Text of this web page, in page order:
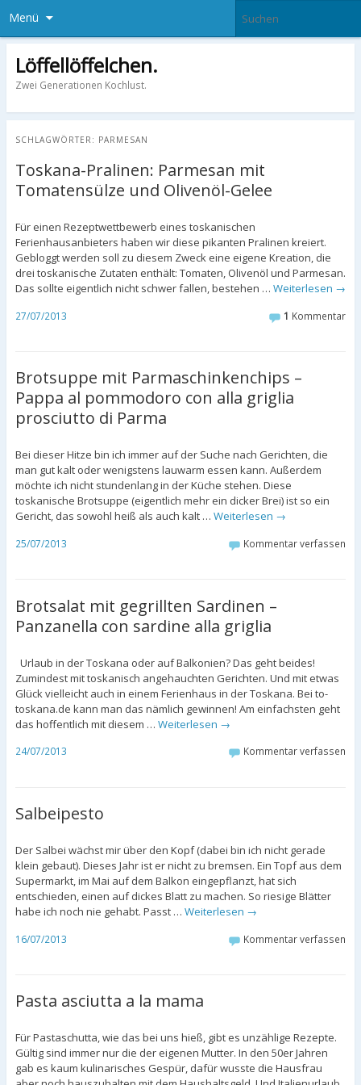
Menü
Löffellöffelchen.
Zwei Generationen Kochlust.
SCHLAGWÖRTER: PARMESAN
Toskana-Pralinen: Parmesan mit
Tomatensülze und Olivenöl-Gelee
Für einen Rezeptwettbewerb eines toskanischen
Ferienhausanbieters haben wir diese pikanten Pralinen kreiert.
Gebloggt werden soll zu diesem Zweck eine eigene Kreation, die
drei toskanische Zutaten enthält: Tomaten, Olivenöl und Parmesan.
Das sollte eigentlich nicht schwer fallen, bestehen … Weiterlesen →
27/07/2013 1 Kommentar
Brotsuppe mit Parmaschinkenchips –
Pappa al pommodoro con alla griglia
prosciutto di Parma
Bei dieser Hitze bin ich immer auf der Suche nach Gerichten, die
man gut kalt oder wenigstens lauwarm essen kann. Außerdem
möchte ich nicht stundenlang in der Küche stehen. Diese
toskanische Brotsuppe (eigentlich mehr ein dicker Brei) ist so ein
Gericht, das sowohl heiß als auch kalt … Weiterlesen →
25/07/2013 Kommentar verfassen
Brotsalat mit gegrillten Sardinen –
Panzanella con sardine alla griglia
Urlaub in der Toskana oder auf Balkonien? Das geht beides!
Zumindest mit toskanisch angehauchten Gerichten. Und mit etwas
Glück vielleicht auch in einem Ferienhaus in der Toskana. Bei to-
toskana.de kann man das nämlich gewinnen! Am einfachsten geht
das hoffentlich mit diesem … Weiterlesen →
24/07/2013 Kommentar verfassen
Salbeipesto
Der Salbei wächst mir über den Kopf (dabei bin ich nicht gerade
klein gebaut). Dieses Jahr ist er nicht zu bremsen. Ein Topf aus dem
Supermarkt, im Mai auf dem Balkon eingepflanzt, hat sich
entschieden, einen auf dickes Blatt zu machen. So riesige Blätter
habe ich noch nie gehabt. Passt … Weiterlesen →
16/07/2013 Kommentar verfassen
Pasta asciutta a la mama
Für Pastaschutta, wie das bei uns hieß, gibt es unzählige Rezepte.
Gültig sind immer nur die der eigenen Mutter. In den 50er Jahren
gab es kaum kulinarisches Gespür, dafür wusste die Hausfrau